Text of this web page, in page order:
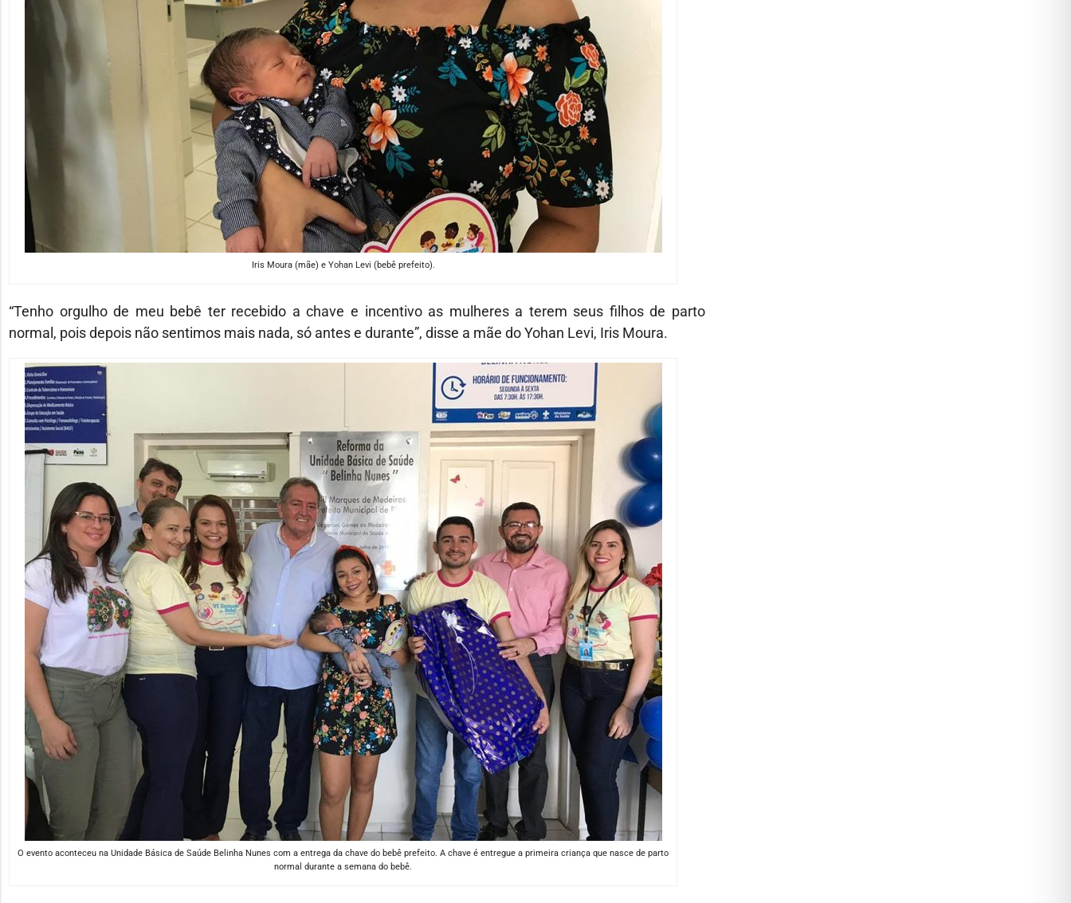
Iris Moura (mãe) e Yohan Levi (bebê prefeito).
“Tenho orgulho de meu bebê ter recebido a chave e incentivo as mulheres a terem seus filhos de parto
normal, pois depois não sentimos mais nada, só antes e durante”, disse a mãe do Yohan Levi, Iris Moura.
O evento aconteceu na Unidade Básica de Saúde Belinha Nunes com a entrega da chave do bebê prefeito. A chave é entregue a primeira criança que nasce de parto
normal durante a semana do bebê.